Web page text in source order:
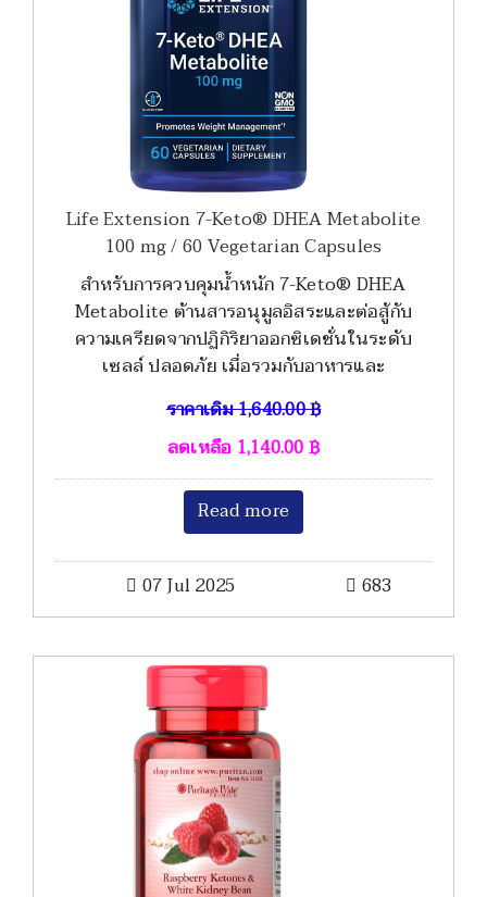
Life Extension 7-Keto® DHEA Metabolite
100 mg / 60 Vegetarian Capsules
สำหรับการควบคุมน้ำหนัก 7-Keto® DHEA
Metabolite ต้านสารอนุมูลอิสระและต่อสู้กับ
ความเครียดจากปฏิกิริยาออกซิเดชั่นในระดับ
เซลล์ ปลอดภัย เมื่อรวมกับอาหารและ
ราคาเดิม1,640.00฿
ลดเหลือ 1,140.00฿
Read more
07 Jul 2025 683